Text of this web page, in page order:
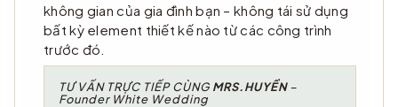
không gian của gia đình bạn – không tái sử dụng
bất kỳ element thiết kế nào từ các công trình
trước đó.
TƯ VẤN TRỰC TIẾP CÙNG MRS.HUYỀN–
Founder White Wedding